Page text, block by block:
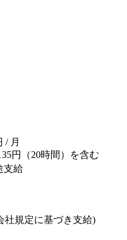
/ 月
円（20時間）を含む
支給
社規定に基づき支給)